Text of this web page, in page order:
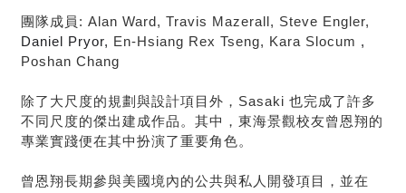
團隊成員: Alan Ward , Travis Mazerall, Steve Engler,
Daniel Pryor, En-Hsiang Rex Tseng, Kara Slocum ,
Poshan Chang
除了大尺度的規劃與設計項目外，Sasaki 也完成了許多
不同尺度的傑出建成作品。其中，東海景觀校友曾恩翔的
專業實踐便在其中扮演了重要角色。
曾恩翔長期參與美國境內的公共與私人開發項目，並在